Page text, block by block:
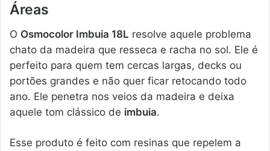
Áreas
O Osmocolor Imbuia 18L resolve aquele problema
chato da madeira que resseca e racha no sol. Ele é
perfeito para quem tem cercas largas, decks ou
portões grandes e não quer ficar retocando todo
ano. Ele penetra nos veios da madeira e deixa
aquele tom clássico de imbuia.
Esse produto é feito com resinas que repelem a